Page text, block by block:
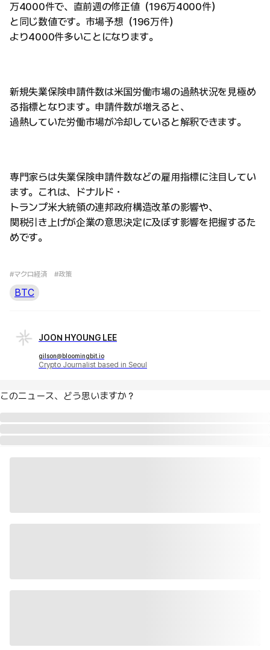
万4000件で、直前週の修正値（196万4000件）
と同じ数値です。市場予想（196万件）
より4000件多いことになります。
新規失業保険申請件数は米国労働市場の過熱状況を見極め
る指標となります。申請件数が増えると、
過熱していた労働市場が冷却していると解釈できます。
専門家らは失業保険申請件数などの雇用指標に注目してい
ます。これは、ドナルド・
トランプ米大統領の連邦政府構造改革の影響や、
関税引き上げが企業の意思決定に及ぼす影響を把握するた
めです。
#マクロ経済 #政策
BTC
JOON HYOUNG LEE
gilson@bloomingbit.io
Crypto Journalist based in Seoul
このニュース、どう思いますか？